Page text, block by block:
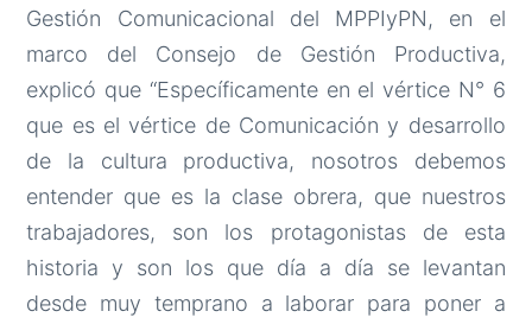
Gestión Comunicacional del MPPIyPN, en el
marco del Consejo de Gestión Productiva,
explicó que “Específicamente en el vértice N° 6
que es el vértice de Comunicación y desarrollo
de la cultura productiva, nosotros debemos
entender que es la clase obrera, que nuestros
trabajadores, son los protagonistas de esta
historia y son los que día a día se levantan
desde muy temprano a laborar para poner a